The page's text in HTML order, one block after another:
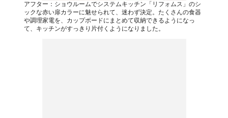
アフター：ショウルームでシステムキッチン「リフォムス」のシ
ックな赤い扉カラーに魅せられて、迷わず決定。たくさんの食器
や調理家電を、カップボードにまとめて収納できるようになっ
て、キッチンがすっきり片付くようになりました。